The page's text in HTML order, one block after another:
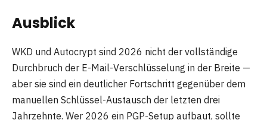
Ausblick
WKD und Autocrypt sind 2026 nicht der vollständige
Durchbruch der E-Mail-Verschlüsselung in der Breite —
aber sie sind ein deutlicher Fortschritt gegenüber dem
manuellen Schlüssel-Austausch der letzten drei
Jahrzehnte. Wer 2026 ein PGP-Setup aufbaut, sollte